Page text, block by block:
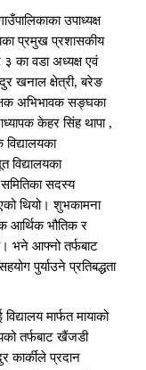
उपाध्यक्ष
प्रमुख प्रशासकीय
का वडा अध्यक्ष एवं
खनाल क्षेत्री, बरेङ
अभिभावक सङ्घका
केहर सिंह थापा ,
विद्यालयका
विद्यालयका
समितिका सदस्य
थियो। शुभकामना
आर्थिक भौतिक र
भने आफ्नो तर्फबाट
पुर्याउने प्रतिबद्धता
मार्फत मायाको
तर्फबाट खैंजडी
कार्कीले प्रदान